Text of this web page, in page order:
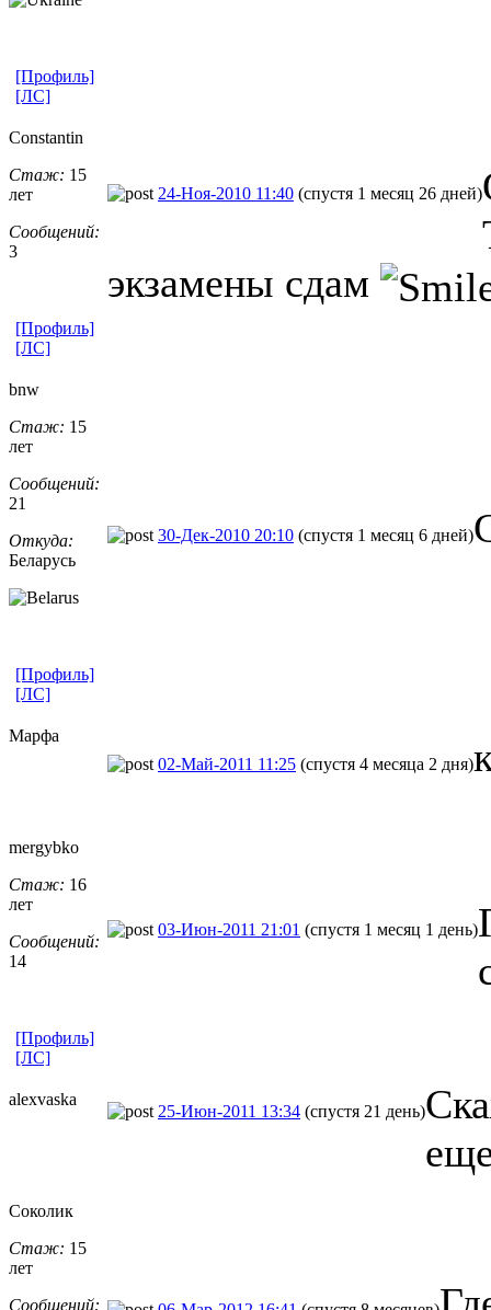
[Профиль]
[ЛС]
Constantin
Стаж: 15
лет
Сообщений:
3
24-Ноя-2010 11:40 (спустя 1 месяц 26 дней)
экзамены сдам
[Профиль]
[ЛС]
bnw
Стаж: 15
лет
Сообщений:
21
Откуда:
Беларусь
30-Дек-2010 20:10 (спустя 1 месяц 6 дней)
[Профиль]
[ЛС]
Марфа
02-Май-2011 11:25 (спустя 4 месяца 2 дня)
mergybko
Стаж: 16
лет
Сообщений:
14
03-Июн-2011 21:01 (спустя 1 месяц 1 день)
[Профиль]
[ЛС]
alexvaska
25-Июн-2011 13:34 (спустя 21 день)
Соколик
Стаж: 15
лет
Сообщений: